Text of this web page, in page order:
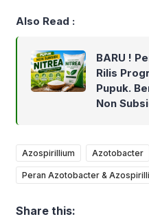
Also Read :
BARU !
Rilis
Pupuk.
Non
Azospirillium Azotobacter
Peran Azotobacter &
Share this: